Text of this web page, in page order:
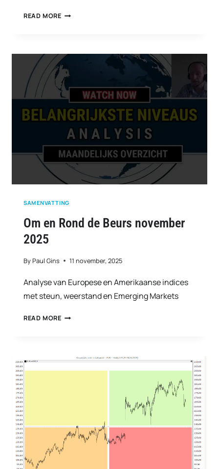
READ MOREOM
DE
BEURS
DECEMBER
2025
SAMENVATTING
Om en Rond de Beurs november
2025
ByPaul Gins 11 november, 2025
Analyse van Europese en Amerikaanse indices
met steun, weerstand en Emerging Markets
READ MOREOM
DE
BEURS